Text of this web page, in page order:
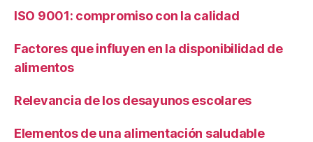
ISO 9001: compromiso con la calidad
Factores que influyen en la disponibilidad de
alimentos
Relevancia de los desayunos escolares
Elementos de una alimentación saludable